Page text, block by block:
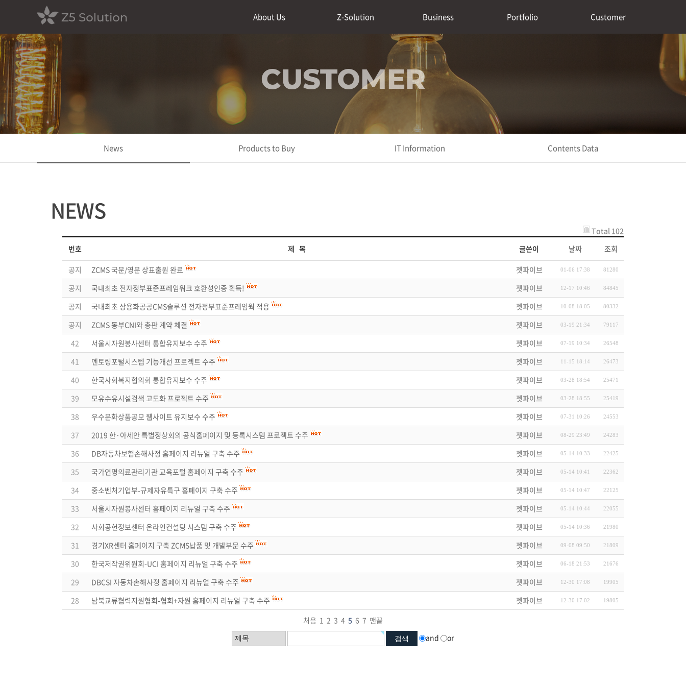
About Us Z-Solution Business Portfolio Customer
CUSTOMER
News Products to Buy IT Information Contents Data
NEWS
Total 102
번호
제 목 글쓴이 날짜 조회
공지 ZCMS 국문/영문 상표출원 완료 젯파이브 01-06 17:38 81280
공지 국내최초 전자정부표준프레임워크 호환성인증 획득! 젯파이브 12-17 10:46 84845
공지 국내최초 상용화공공CMS솔루션 전자정부표준프레임웍 적용 젯파이브 10-08 18:05 80332
공지 ZCMS 동부CNI와 총판 계약 체결 젯파이브 03-19 21:34 79117
42 서울시자원봉사센터 통합유지보수 수주 젯파이브 07-19 10:34 26548
41 멘토링포털시스템 기능개선 프로젝트 수주 젯파이브 11-15 18:14 26473
40 한국사회복지협의회 통합유지보수 수주 젯파이브 03-28 18:54 25471
39 모유수유시설검색 고도화 프로젝트 수주 젯파이브 03-28 18:55 25419
38 우수문화상품공모 웹사이트 유지보수 수주 젯파이브 07-31 10:26 24553
37 2019 한·아세안 특별정상회의 공식홈페이지 및 등록시스템 프로젝트 수주 젯파이브 08-29 23:49 24283
36 DB자동차보험손해사정 홈페이지 리뉴얼 구축 수주 젯파이브 05-14 10:33 22425
35 국가연명의료관리기관 교육포털 홈페이지 구축 수주 젯파이브 05-14 10:41 22362
34 중소벤처기업부-규제자유특구 홈페이지 구축 수주 젯파이브 05-14 10:47 22125
33 서울시자원봉사센터 홈페이지 리뉴얼 구축 수주 젯파이브 05-14 10:44 22055
32 사회공헌정보센터 온라인컨설팅 시스템 구축 수주 젯파이브 05-14 10:36 21980
31 경기XR센터 홈페이지 구축 ZCMS납품 및 개발부문 수주 젯파이브 09-08 09:50 21809
30 한국저작권위원회-UCI 홈페이지 리뉴얼 구축 수주 젯파이브 06-18 21:53 21676
29 DBCSI 자동차손해사정 홈페이지 리뉴얼 구축 수주 젯파이브 12-30 17:08 19905
28 남북교류협력지원협회-협회+자원 홈페이지 리뉴얼 구축 수주 젯파이브 12-30 17:02 19805
처음 1 2 3 4 5 6 7 맨끝
and
or